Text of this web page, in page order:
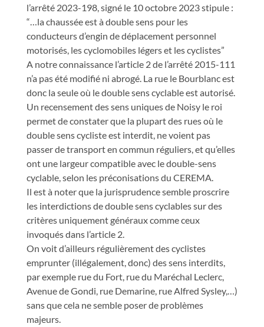
l’arrêté 2023-198, signé le 10 octobre 2023 stipule :
“…la chaussée est à double sens pour les
conducteurs d’engin de déplacement personnel
motorisés, les cyclomobiles légers et les cyclistes”
A notre connaissance l’article 2 de l’arrêté 2015-111
n’a pas été modifié ni abrogé. La rue le Bourblanc est
donc la seule où le double sens cyclable est autorisé.
Un recensement des sens uniques de Noisy le roi
permet de constater que la plupart des rues où le
double sens cycliste est interdit, ne voient pas
passer de transport en commun réguliers, et qu’elles
ont une largeur compatible avec le double-sens
cyclable, selon les préconisations du CEREMA.
Il est à noter que la jurisprudence semble proscrire
les interdictions de double sens cyclables sur des
critères uniquement généraux comme ceux
invoqués dans l’article 2.
On voit d’ailleurs régulièrement des cyclistes
emprunter (illégalement, donc) des sens interdits,
par exemple rue du Fort, rue du Maréchal Leclerc,
Avenue de Gondi, rue Demarine, rue Alfred Sysley,…)
sans que cela ne semble poser de problèmes
majeurs.